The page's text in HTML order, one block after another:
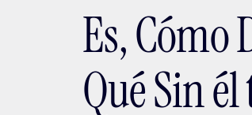
Es, Cómo
Qué Sin